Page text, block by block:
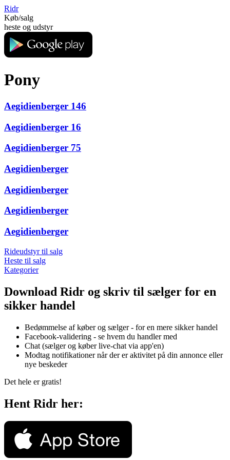
Ridr
Køb/salg
heste og udstyr
Pony
Aegidienberger 146
Aegidienberger 16
Aegidienberger 75
Aegidienberger
Aegidienberger
Aegidienberger
Aegidienberger
Rideudstyr til salg
Heste til salg
Kategorier
Download Ridr og skriv til sælger for en
sikker handel
Bedømmelse af køber og sælger - for en mere sikker handel
Facebook-validering - se hvem du handler med
Chat (sælger og køber live-chat via app'en)
Modtag notifikationer når der er aktivitet på din annonce eller
nye beskeder
Det hele er gratis!
Hent Ridr her: